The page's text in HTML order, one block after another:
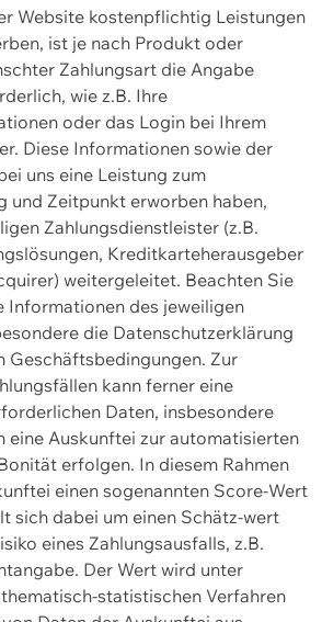
Website kostenpflichtig Leistungen
ist je nach Produkt oder
Zahlungsart die Angabe
wie z.B. Ihre
oder das Login bei Ihrem
Diese Informationen sowie der
uns eine Leistung zum
und Zeitpunkt erworben haben,
Zahlungsdienstleister (z.B.
Kreditkarteherausgeber
weitergeleitet. Beachten Sie
Informationen des jeweiligen
die Datenschutzerklärung
Geschäftsbedingungen. Zur
kann ferner eine
Daten, insbesondere
eine Auskunftei zur automatisierten
erfolgen. In diesem Rahmen
einen sogenannten Score-Wert
sich dabei um einen Schätz-wert
eines Zahlungsausfalls, z.B.
Der Wert wird unter
statistischen Verfahren